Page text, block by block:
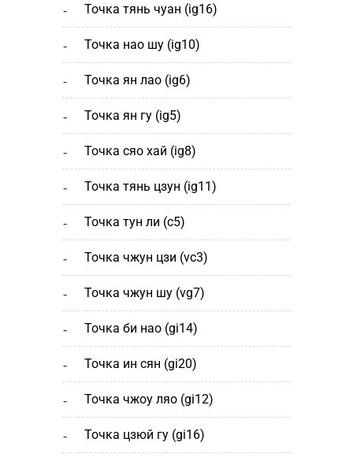
точка тянь чуан (ig16)
точка нао шу (ig10)
точка ян лао (ig6)
точка ян гу (ig5)
точка сяо хай (ig8)
точка тянь цзун (ig11)
точка тун ли (c5)
точка чжун цзи (vc3)
точка чжун шу (vg7)
точка би нао (gi14)
точка ин сян (gi20)
точка чжоу ляо (gi12)
точка цзюй гу (gi16)